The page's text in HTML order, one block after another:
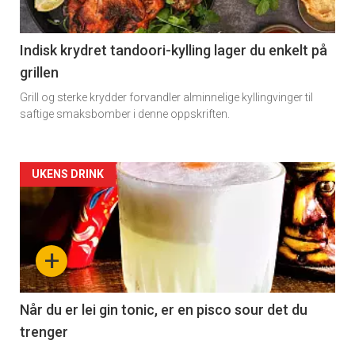
section
11
Indisk krydret tandoori-kylling lager du enkelt på
grillen
Grill og sterke krydder forvandler alminnelige kyllingvinger til
saftige smaksbomber i denne oppskriften.
Artikler
detail
section
11
+
UKENS DRINK
Når du er lei gin tonic, er en pisco sour det du
trenger